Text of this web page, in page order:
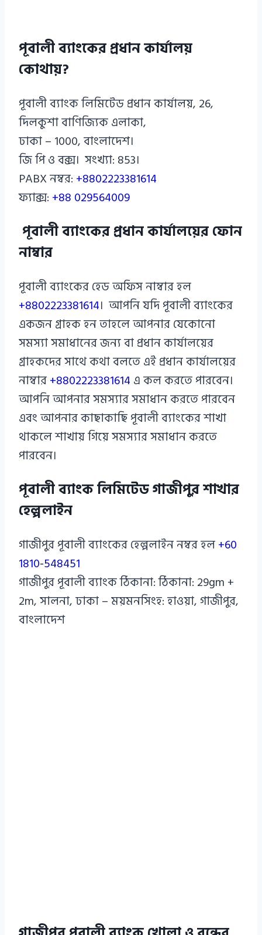
পূবালী ব্যাংকের প্রধান কার্যালয়
কোথায়?
পূবালী ব্যাংক লিমিটেড প্রধান কার্যালয়, 26,
দিলকুশা বাণিজ্যিক এলাকা,
ঢাকা – 1000, বাংলাদেশ।
জি পি ও বক্স। সংখ্যা: 853।
PABX নম্বর: +8802223381614
ফ্যাক্স: +88 029564009
পূবালী ব্যাংকের প্রধান কার্যালয়ের ফোন
নাম্বার
পূবালী ব্যাংকের হেড অফিস নাম্বার হল
+8802223381614। আপনি যদি পূবালী ব্যাংকের
একজন গ্রাহক হন তাহলে আপনার যেকোনো
সমস্যা সমাধানের জন্য বা প্রধান কার্যালয়ের
গ্রাহকদের সাথে কথা বলতে এই প্রধান কার্যালয়ের
নাম্বার+8802223381614 এ কল করতে পারবেন।
আপনি আপনার সমস্যার সমাধান করতে পারবেন
এবং আপনার কাছাকাছি পূবালী ব্যাংকের শাখা
থাকলে শাখায় গিয়ে সমস্যার সমাধান করতে
পারবেন।
পূবালী ব্যাংক লিমিটেড গাজীপুর শাখার
হেল্পলাইন
গাজীপুর পূবালী ব্যাংকের হেল্পলাইন নম্বর হল+60
1810-548451
গাজীপুর পূবালী ব্যাংক ঠিকানা: ঠিকানা: 29gm +
2m, সালনা, ঢাকা – ময়মনসিংহ: হাওয়া, গাজীপুর,
বাংলাদেশ